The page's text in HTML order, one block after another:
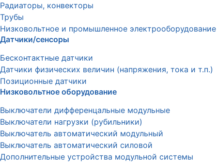
Радиаторы, конвекторы
Трубы
Низковольтное и промышленное электрооборудование
Датчики/сенсоры
Бесконтактные датчики
Датчики физических величин (напряжения, тока и т.п.)
Позиционные датчики
Низковольтное оборудование
Выключатели дифференцальные модульные
Выключатели нагрузки (рубильники)
Выключатель автоматический модульный
Выключатель автоматический силовой
Дополнительные устройства модульной системы